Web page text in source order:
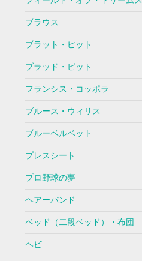
ブラウス
ブラット・ピット
ブラッド・ピット
フランシス・コッポラ
ブルース・ウィリス
ブルーベルベット
プレスシート
プロ野球の夢
ヘアーバンド
ベッド（二段ベッド）・布団
ヘビ